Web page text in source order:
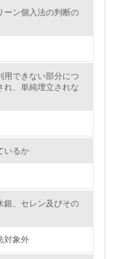
行うべき環
いる
ーン個入法の判断の
用できない部分につ
れ、単純埋立されな
いるか
銀、セレン及びその
対象外